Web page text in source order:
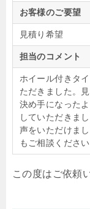
お客様のご要望
見積り希望
担当のコメント
ホイール付きタ
ただきました。
決め手になった
していただきま
声をいただけま
もご相談ください
この度はご依頼